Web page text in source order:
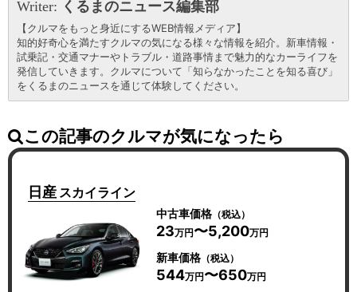
Writer: くるまのニュース編集部
【クルマをもっと身近にするWEB情報メディア】
知的好奇心を満たすクルマの気になる様々な情報を紹介。新車情報・
試乗記・交通マナーやトラブル・道路事情まで魅力的なカーライフを
発信していきます。クルマについて「知らなかったことを知る喜び」
をくるまのニュースを通じて体験してください。
この記事のクルマが気になったら
日産 スカイライン
中古車価格（税込）
23万円〜5,200万円
新車価格（税込）
544万円〜650万円